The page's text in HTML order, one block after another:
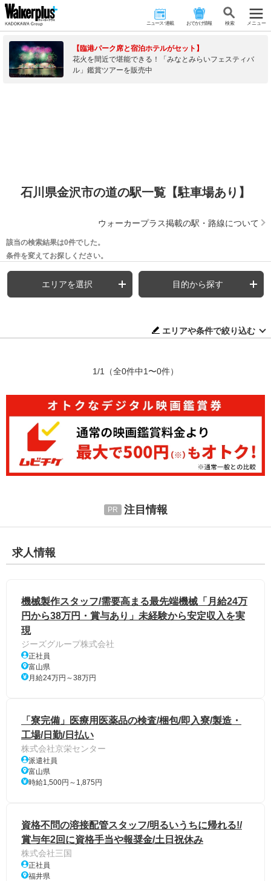
ニュース･連載 おでかけ情報 検 索 メニュー
【臨港パーク席と宿泊ホテルがセット】
花火を間近で堪能できる！「みなとみらいフェスティバ
ル」鑑賞ツアーを販売中
石川県金沢市の道の駅一覧【駐車場あり】
ウォーカープラス掲載の駅・路線について
該当の検索結果は0件でした。
条件を変えてお探しください。
エリアを選択 目的から探す
エリアや条件で絞り込む
1/1 （全0件中1〜0件）
注目情報
求人情報
機械製作スタッフ/需要高まる最先端機械「月給24万
円から38万円・賞与あり」未経験から安定収入を実
現
ジーズグループ株式会社
正社員
富山県
月給24万円～38万円
「寮完備」医療用医薬品の検査/梱包/即入寮/製造・
工場/日勤/日払い
株式会社京栄センター
派遣社員
富山県
時給1,500円～1,875円
資格不問の溶接配管スタッフ/明るいうちに帰れる!/
賞与年2回に資格手当や報奨金/土日祝休み
株式会社三国
正社員
福井県